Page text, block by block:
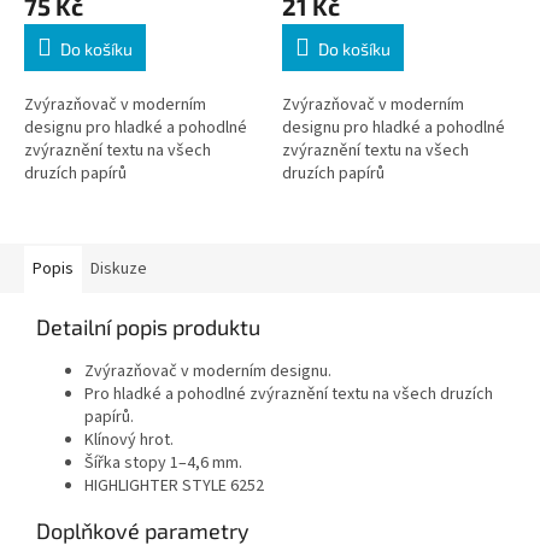
Do košíku
Zvýrazňovač v moderním
designu pro hladké a pohodlné
zvýraznění textu na všech
druzích papírů
Do košíku
Zvýrazňovač v moderním
designu pro hladké a pohodlné
zvýraznění textu na všech
druzích papírů
Popis Diskuze
Detailní popis produktu
Zvýrazňovač v moderním designu.
Pro hladké a pohodlné zvýraznění textu na všech druzích
papírů.
Klínový hrot.
Šířka stopy 1–4,6 mm.
HIGHLIGHTER STYLE 6252
Doplňkové parametry